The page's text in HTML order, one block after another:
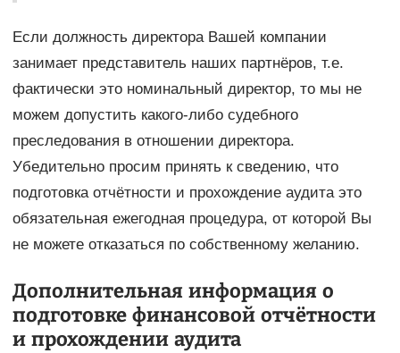
Если должность директора Вашей компании
занимает представитель наших партнёров, т.е.
фактически это номинальный директор, то мы не
можем допустить какого-либо судебного
преследования в отношении директора.
Убедительно просим принять к сведению, что
подготовка отчётности и прохождение аудита это
обязательная ежегодная процедура, от которой Вы
не можете отказаться по собственному желанию.
Дополнительная информация о
подготовке финансовой отчётности
и прохождении аудита